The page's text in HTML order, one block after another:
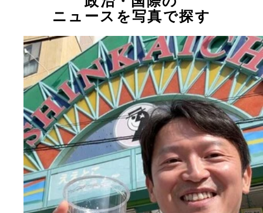
ニュースを写真で探す